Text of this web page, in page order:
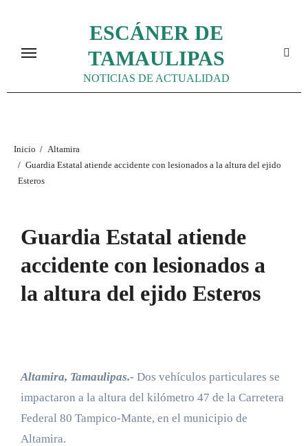
contenido
ESCÁNER DE
TAMAULIPAS
NOTICIAS DE ACTUALIDAD
Inicio
Altamira
Guardia Estatal atiende accidente con lesionados a la altura del ejido
Esteros
Guardia Estatal atiende
accidente con lesionados a
la altura del ejido Esteros
Altamira, Tamaulipas.- Dos vehículos particulares se
impactaron a la altura del kilómetro 47 de la Carretera
Federal 80 Tampico-Mante, en el municipio de
Altamira.